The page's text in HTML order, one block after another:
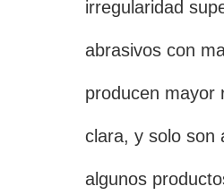
irregularidad
abrasivos con
producen mayor
clara, y solo son
algunos